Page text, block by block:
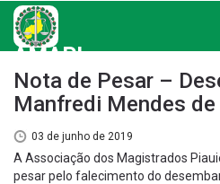
AMAPI
Nota de Pesar –
Manfredi Mendes de
03 de junho de 2019
A Associação dos Magistrados
pesar pelo falecimento do